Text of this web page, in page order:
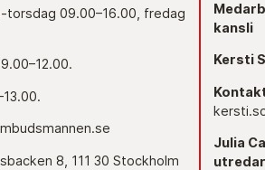
torsdag 09.00–16.00, fredag
8, 111 30 Stockholm
kansli
Kersti
Julia